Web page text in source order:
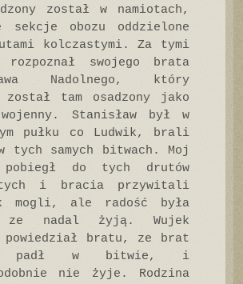
został w namiotach,
sekcje obozu oddzielone
kolczastymi. Za tymi
rozpoznał swojego brata
Nadolnego, który
został tam osadzony jako
Stanisław był w
pułku co Ludwik, brali
tych samych bitwach. Moj
do tych drutów
i bracia przywitali
mogli, ale radość była
ze nadal żyją. Wujek
powiedział bratu, ze brat
padł w bitwie, i
nie żyje. Rodzina